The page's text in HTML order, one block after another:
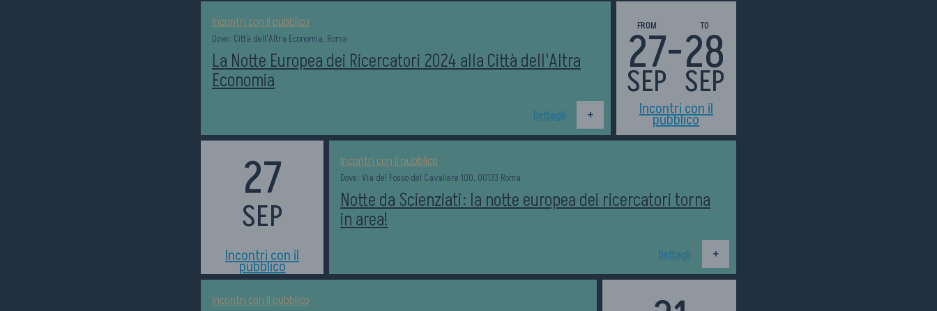
FROM
27
SEP- TO
28
SEP
Incontri con il
pubblico
Incontri con il pubblico
Dove: Città dell'Altra Economia, Roma
La Notte Europea dei Ricercatori 2024 alla Città dell'Altra
Economia
Dettagli
27
SEP
Incontri con il
pubblico
Incontri con il pubblico
Dove: Via del Fosso del Cavaliere 100, 00133 Roma
Notte da Scienziati: la notte europea dei ricercatori torna
in area!
Dettagli
Incontri con il pubblico